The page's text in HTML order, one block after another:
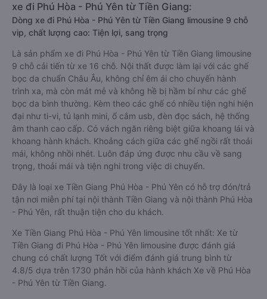
xe đi Phú Hòa - Phú Yên từ Tiền Giang:
Dòng xe đi Phú Hòa - Phú Yên từ Tiền Giang limousine 9 chỗ
vip, chất lượng cao: Tiện lợi, sang trọng
Là sản phẩm xe đi Phú Hòa - Phú Yên từ Tiền Giang limousine
9 chỗ cải tiến từ xe 16 chỗ. Nội thất được làm lại với các ghế
bọc da chuẩn Châu Âu, không chỉ êm ái cho chuyến hành
trình xa, mà còn mát mẻ và không hề bị hầm bí như các ghế
bọc da bình thường. Kèm theo các ghế có nhiều tiện nghi hiện
đại như ti-vi, tủ lạnh mini, ổ cắm usb, đèn đọc sách, hệ thống
âm thanh cao cấp. Có vách ngăn riêng biệt giữa khoang lái và
khoang hành khách. Khoảng cách giữa các ghế ngồi rất thoải
mái, không nhồi nhét. Luôn đáp ứng được nhu cầu về sang
trọng, thoải mái và tiện nghi trong việc di chuyển.
Đây là loại xe Tiền Giang Phú Hòa - Phú Yên có hỗ trợ đón/trả
tận nơi miễn phí tại nội thành Tiền Giang và nội thành Phú Hòa
- Phú Yên, rất thuận tiện cho du khách.
Xe Tiền Giang Phú Hòa - Phú Yên limousine tốt nhất: Xe từ
Tiền Giang đi Phú Hòa - Phú Yên limousine được đánh giá
chung có chất lượng Tốt với điểm đánh giá trung bình từ
4.8/5 dựa trên 1730 phản hồi của hành khách Xe về Phú Hòa
- Phú Yên từ Tiền Giang.